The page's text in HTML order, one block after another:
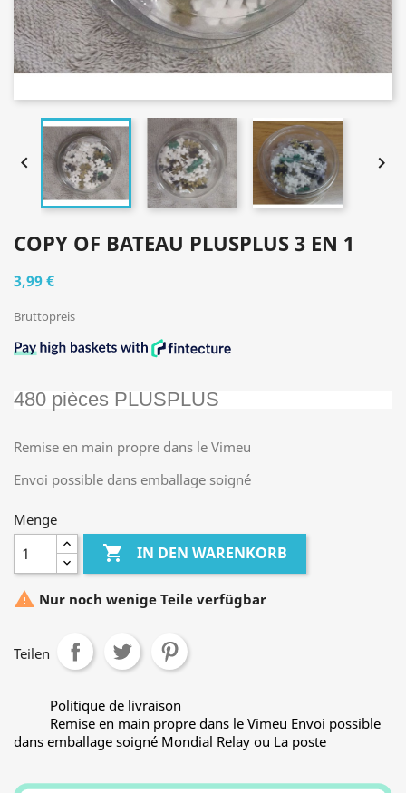
 
COPY OF BATEAU PLUSPLUS 3 EN 1
3,99 €
Bruttopreis
480 pièces PLUSPLUS
Remise en main propre dans le Vimeu
Envoi possible dans emballage soigné
Menge
 IN DEN WARENKORB
 Nur noch wenige Teile verfügbar
Teilen
Politique de livraison
Remise en main propre dans le Vimeu Envoi possible
dans emballage soigné Mondial Relay ou La poste